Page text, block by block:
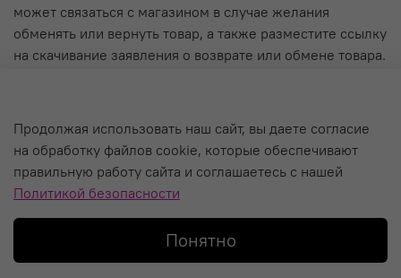
может связаться с магазином в случае желания
обменять или вернуть товар, а также разместите ссылку
на скачивание заявления о возврате или обмене товара.
О компании
Уход за кальяном и Гарантия
Политика обработки персональных данных
Продолжая использовать наш сайт, вы даете согласие
на обработку файлов cookie, которые обеспечивают
правильную работу сайта и соглашаетесь с нашей
Политикой безопасности
Понятно